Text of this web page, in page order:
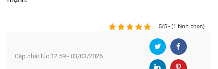
5/5 - (1 bình chọn)
Cập nhật lúc 12:59 - 03/03/2026